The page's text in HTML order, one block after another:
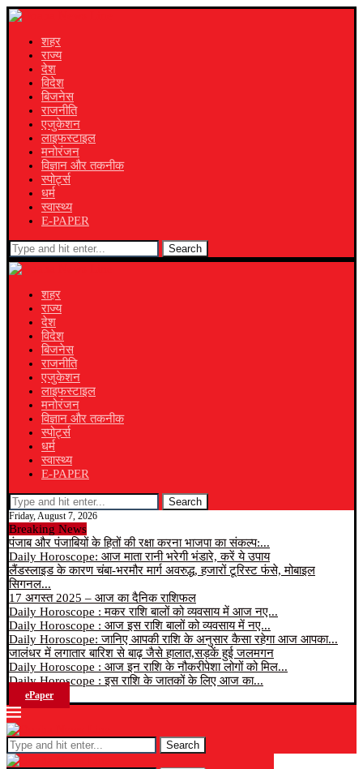
शहर
राज्य
देश
विदेश
बिजनेस
राजनीति
एजुकेशन
लाइफस्टाइल
मनोरंजन
विज्ञान और तकनीक
स्पोर्ट्स
धर्म
स्वास्थ्य
E-PAPER
Search
शहर
राज्य
देश
विदेश
बिजनेस
राजनीति
एजुकेशन
लाइफस्टाइल
मनोरंजन
विज्ञान और तकनीक
स्पोर्ट्स
धर्म
स्वास्थ्य
E-PAPER
Search
Friday, August 7, 2026
Breaking News
पंजाब और पंजाबियों के हितों की रक्षा करना भाजपा का संकल्प:...
Daily Horoscope: आज माता रानी भरेगी भंडारे, करें ये उपाय
लैंडस्लाइड के कारण चंबा-भरमौर मार्ग अवरुद्ध, हजारों टूरिस्ट फंसे, मोबाइल
सिगनल...
17 अगस्त 2025 – आज का दैनिक राशिफल
Daily Horoscope : मकर राशि बालों को व्यवसाय में आज नए...
Daily Horoscope : आज इस राशि बालों को व्यवसाय में नए...
Daily Horoscope: जानिए आपकी राशि के अनुसार कैसा रहेगा आज आपका...
जालंधर में लगातार बारिश से बाढ़ जैसे हालात,सड़कें हुई जलमगन
Daily Horoscope : आज इन राशि के नौकरीपेशा लोगों को मिल...
Daily Horoscope : इस राशि के जातकों के लिए आज का...
ePaper
Search